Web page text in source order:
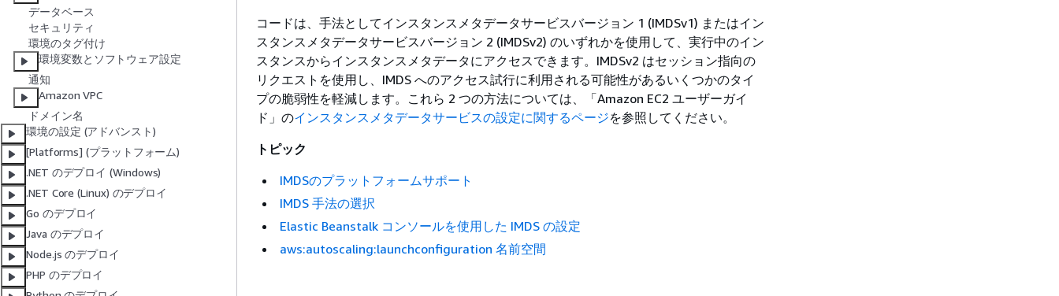
データベース
セキュリティ
環境のタグ付け
環境変数とソフトウェア設定
通知
Amazon VPC
ドメイン名
環境の設定 (アドバンスト)
[Platforms] (プラットフォーム)
.NET のデプロイ (Windows)
.NET Core (Linux) のデプロイ
Go のデプロイ
Java のデプロイ
Node.js のデプロイ
PHP のデプロイ
コードは、手法としてインスタンスメタデータサービスバージョン 1 (IMDSv1) またはイン
スタンスメタデータサービスバージョン 2 (IMDSv2) のいずれかを使用して、実行中のイン
スタンスからインスタンスメタデータにアクセスできます。IMDSv2 はセッション指向の
リクエストを使用し、IMDS へのアクセス試行に利用される可能性があるいくつかのタイ
プの脆弱性を軽減します。これら 2 つの方法については、「Amazon EC2 ユーザーガイ
ド」のインスタンスメタデータサービスの設定に関するページを参照してください。
トピック
IMDSのプラットフォームサポート
IMDS 手法の選択
Elastic Beanstalk コンソールを使用した IMDS の設定
aws:autoscaling:launchconfiguration 名前空間